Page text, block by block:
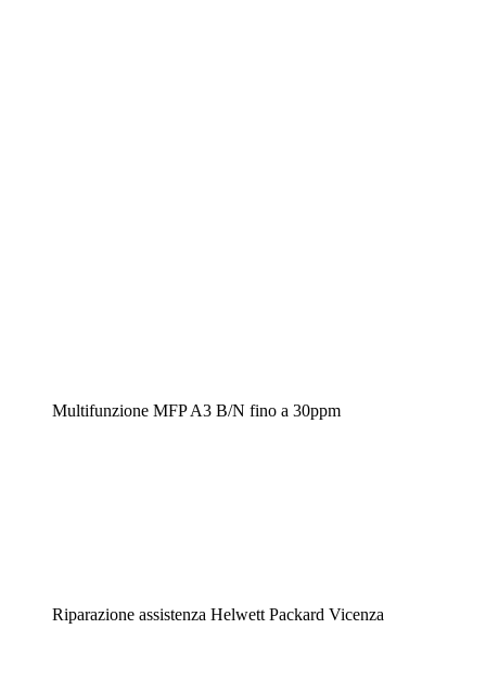
Multifunzione MFP A3 B/N fino a 30ppm
Riparazione assistenza Helwett Packard Vicenza